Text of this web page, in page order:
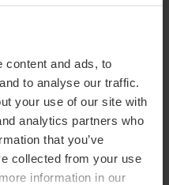
content and ads, to
to analyse our traffic.
your use of our site with
analytics partners who
that you’ve
collected from your use
information in our